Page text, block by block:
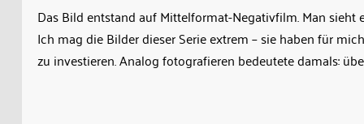
Das Bild entstand auf Mittelformat-Negativfilm. Man sieht
Ich mag die Bilder dieser Serie extrem – sie haben für
zu investieren. Analog fotografieren bedeutete damals: